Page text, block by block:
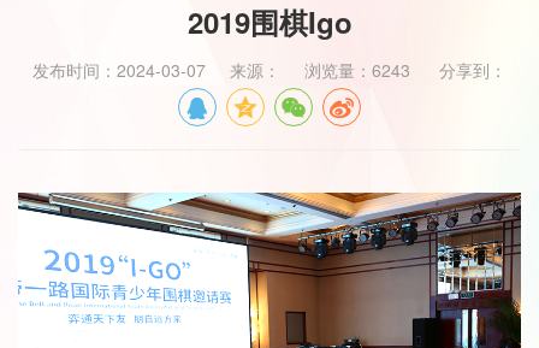
2019围棋Igo
发布时间：2024-03-07 来源： 浏览量：6243 分享到：